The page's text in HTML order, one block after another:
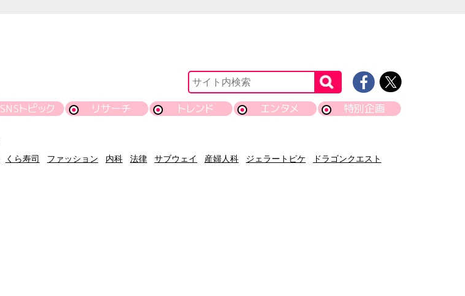
SNSトピック リサーチ トレンド エンタメ 特別企画
くら寿司 ファッション 内科 法律 サブウェイ 産婦人科 ジェラートピケ
ドラゴンクエスト